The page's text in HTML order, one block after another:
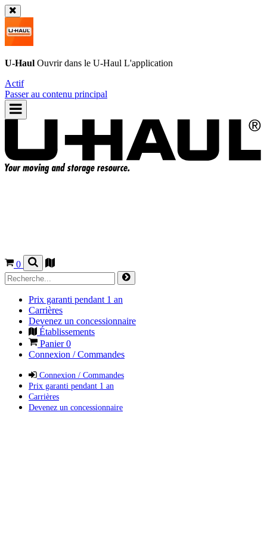
U-Haul Ouvrir dans le U-Haul L'application
Actif
Passer au contenu principal
0
Prix garanti pendant 1 an
Carrières
Devenez un concessionnaire
Établissements
Panier0
Connexion / Commandes
Connexion / Commandes
Prix garanti pendant 1 an
Carrières
Devenez un concessionnaire